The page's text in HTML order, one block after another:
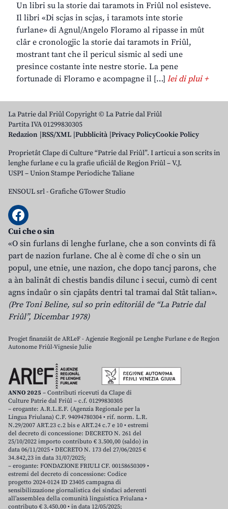
Un libri su la storie dai taramots in Friûl nol esisteve.
Il libri «Di scjas in scjas, i taramots inte storie
furlane» di Agnul/Angelo Floramo al ripasse in mût
clâr e cronologjic la storie dai taramots in Friûl,
mostrant tant che il pericul sismic al sedi une
presince costante inte nestre storie. La pene
fortunade di Floramo e acompagne il […] lei di plui +
La Patrie dal Friûl Copyright © La Patrie dal Friûl
Partita IVA 01299830305
Redazion RSS/XML Pubblicità Privacy PolicyCookie Policy
Proprietât Clape di Culture “Patrie dal Friûl”. I articui a son scrits in
lenghe furlane e cu la grafie uficiâl de Regjon Friûl – V.J.
USPI – Union Stampe Periodiche Taliane
ENSOUL srl-Grafiche GTower Studio
Cui che o sin
«O sin furlans di lenghe furlane, che a son convints di fâ
part de nazion furlane. Che al è come dî che o sin un
popul, une etnie, une nazion, che dopo tancj parons, che
a àn balinât di chestis bandis dilunc i secui, cumò di cent
agns indaûr o sin cjapâts dentri tal tramai dal Stât talian».
(Pre Toni Beline, sul so prin editoriâl de “La Patrie dal
Friûl”, Dicembar 1978)
Progjet finanziât de ARLeF - Agjenzie Regjonâl pe Lenghe Furlane e de Regjon
Autonome Friûl-Vignesie Julie
ANNO 2025 – Contributi ricevuti da Clape di
Culture Patrie dal Friûl – c.f. 01299830305
– erogante: A.R.L.E.F. (Agenzia Regionale per la
Lingua Friulana) C.F. 94094780304 • rif. norm. L.R.
N.29/2007 ART.23 c.2 bis e ART.24 c.7 e 10 • estremi
del decreto di concessione: DECRETO N. 261 del
25/10/2022 importo contributo € 3.500,00 (saldo) in
data 06/11/2025 • DECRETO N. 173 del 27/06/2025 €
34.842,23 in data 31/07/2025;
– erogante: FONDAZIONE FRIULI CF. 00158650309 •
estremi del decreto di concessione: Codice
progetto 2024-0124 ID 23405 campagna di
sensibilizzazione giornalistica dei sindaci aderenti
all’assemblea della comunità linguistica Friulana •
contributo € 3.450,00 • in data 12/05/2025;